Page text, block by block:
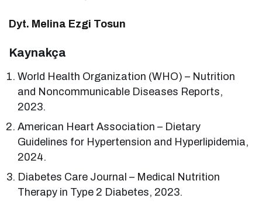
Dyt. Melina Ezgi Tosun
Kaynakça
World Health Organization (WHO) – Nutrition
and Noncommunicable Diseases Reports,
2023.
American Heart Association – Dietary
Guidelines for Hypertension and Hyperlipidemia,
2024.
Diabetes Care Journal – Medical Nutrition
Therapy in Type 2 Diabetes, 2023.